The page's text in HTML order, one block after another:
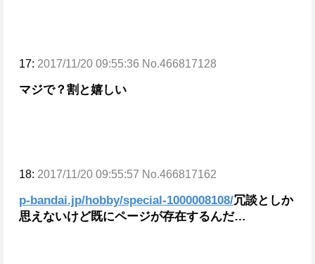
17: 2017/11/20 09:55:36 No.466817128
マジで？割と嬉しい
18: 2017/11/20 09:55:57 No.466817162
p-bandai.jp/hobby/special-1000008108/冗談としか
思えないけど既にページが存在するんだ…